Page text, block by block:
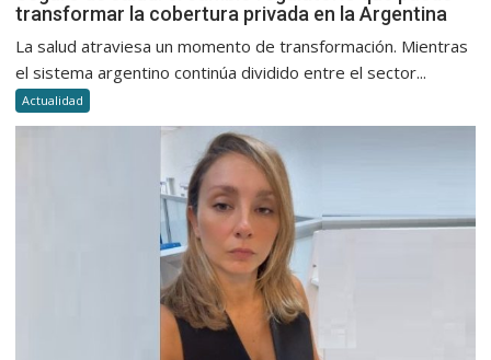
transformar la cobertura privada en la Argentina
La salud atraviesa un momento de transformación. Mientras
el sistema argentino continúa dividido entre el sector...
Actualidad